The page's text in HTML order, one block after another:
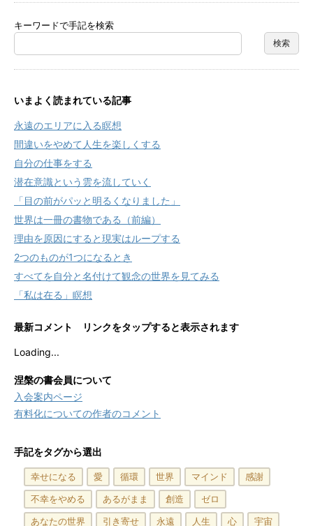
キーワードで手記を検索
いまよく読まれている記事
永遠のエリアに入る瞑想
間違いをやめて人生を楽しくする
自分の仕事をする
潜在意識という雲を流していく
「目の前がパッと明るくなりました」
世界は一冊の書物である（前編）
理由を原因にすると現実はループする
2つのものが1つになるとき
すべてを自分と名付けて観念の世界を見てみる
「私は在る」瞑想
最新コメント リンクをタップすると表示されます
Loading...
涅槃の書会員について
入会案内ページ
有料化についての作者のコメント
手記をタグから選出
幸せになる 愛 循環 世界 マインド
感謝
不幸をやめる
あるがまま 創造
ゼロ
あなたの世界
引き寄せ 永遠 人生 心
宇宙